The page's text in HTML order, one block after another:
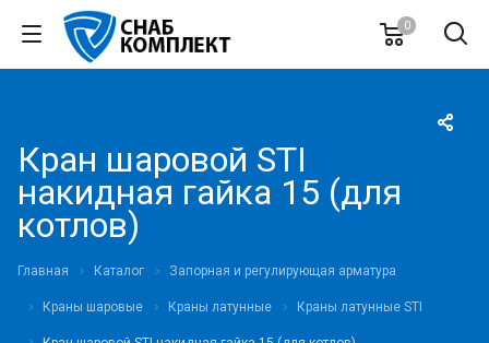
0
Кран шаровой STI
накидная гайка 15 (для
котлов)
Главная Каталог Запорная и регулирующая арматура
Краны шаровые Краны латунные Краны латунные STI